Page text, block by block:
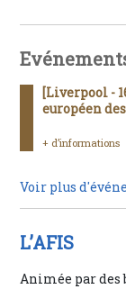
[Liverpool -
européen
+ d’informations
Voir plus
L’AFIS
Animée par des